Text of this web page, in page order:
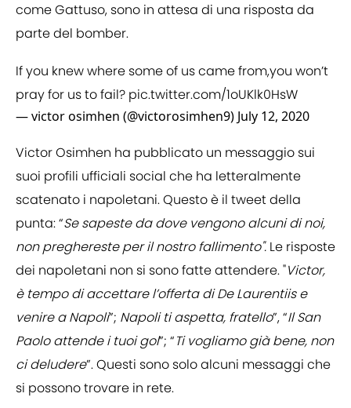
come Gattuso, sono in attesa di una risposta da
parte del bomber.
If you knew where some of us came from,you won’t
pray for us to fail? pic.twitter.com/1oUKlk0HsW
— victor osimhen (@victorosimhen9) July 12, 2020
Victor Osimhen ha pubblicato un messaggio sui
suoi profili ufficiali social che ha letteralmente
scatenato i napoletani. Questo è il tweet della
punta: “Se sapeste da dove vengono alcuni di noi,
non preghereste per il nostro fallimento". Le risposte
dei napoletani non si sono fatte attendere. "Victor,
è tempo di accettare l’offerta di De Laurentiis e
venire a Napoli”; Napoli ti aspetta, fratello”, “Il San
Paolo attende i tuoi gol”; “Ti vogliamo già bene, non
ci deludere”. Questi sono solo alcuni messaggi che
si possono trovare in rete.